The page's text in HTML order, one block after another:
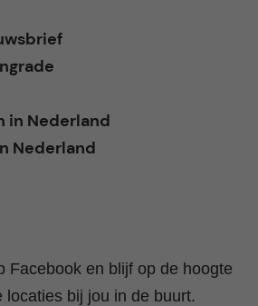
in Nederland
Nederland
Facebook en blijf op de hoogte
locaties bij jou in de buurt.